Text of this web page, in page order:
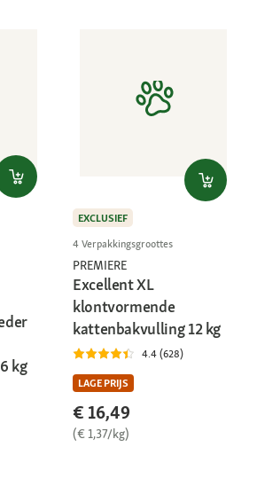
kg
EXCLUSIEF
4 Verpakkingsgroottes
PREMIERE
Excellent XL
klontvormende
kattenbakvulling 12 kg
4.4 (628)
LAGE PRIJS
€ 16,49
(€ 1,37/kg)